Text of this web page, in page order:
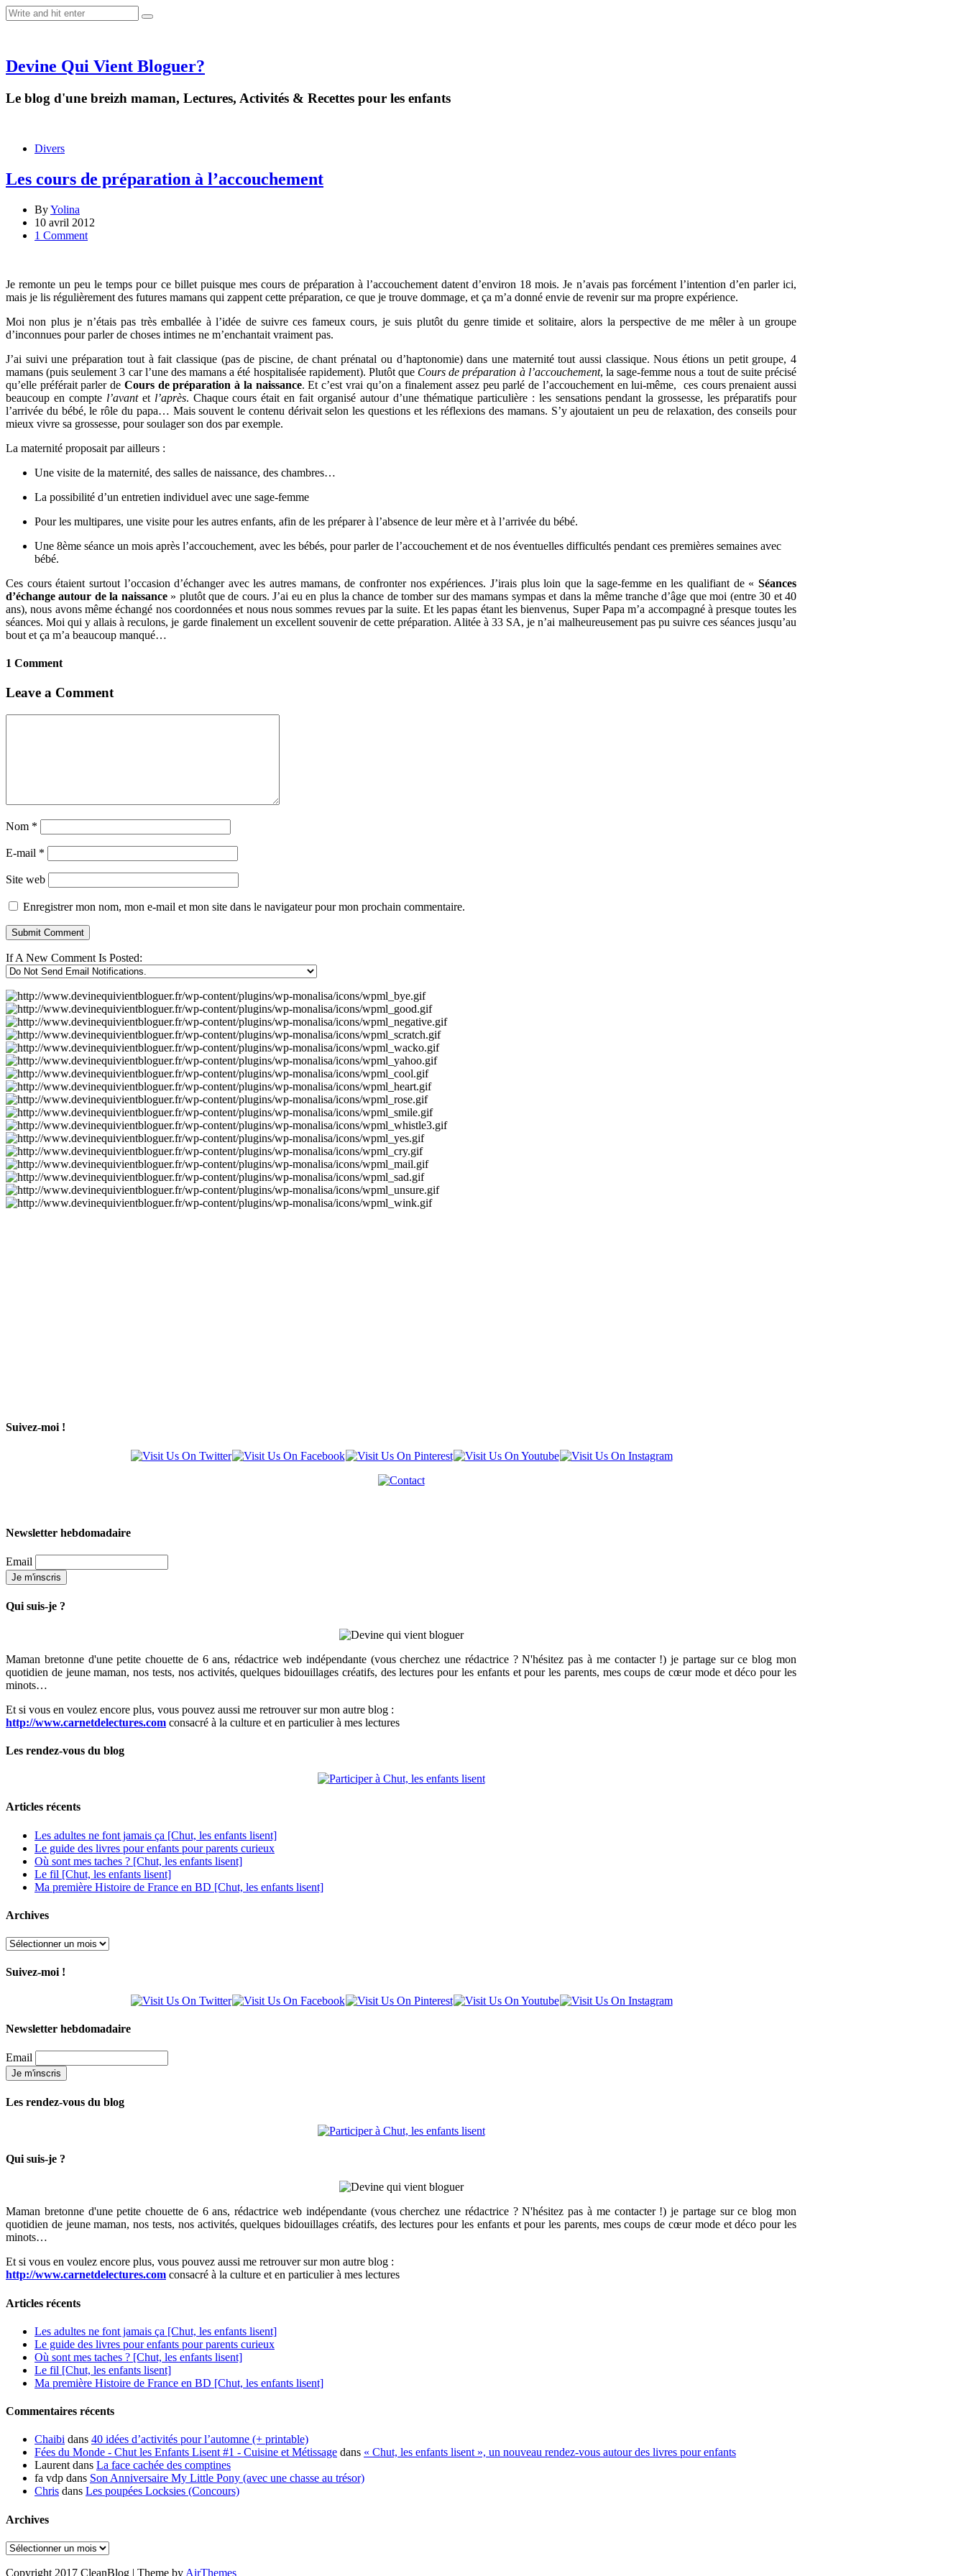
Devine Qui Vient Bloguer?
Le blog d'une breizh maman, Lectures, Activités & Recettes pour les enfants
Divers
Les cours de préparation à l’accouchement
ByYolina
10 avril 2012
1 Comment
Je remonte un peu le temps pour ce billet puisque mes cours de préparation à l’accouchement datent d’environ 18 mois. Je n’avais pas forcément l’intention d’en parler ici,
mais je lis régulièrement des futures mamans qui zappent cette préparation, ce que je trouve dommage, et ça m’a donné envie de revenir sur ma propre expérience.
Moi non plus je n’étais pas très emballée à l’idée de suivre ces fameux cours, je suis plutôt du genre timide et solitaire, alors la perspective de me mêler à un groupe
d’inconnues pour parler de choses intimes ne m’enchantait vraiment pas.
J’ai suivi une préparation tout à fait classique (pas de piscine, de chant prénatal ou d’haptonomie) dans une maternité tout aussi classique. Nous étions un petit groupe, 4
mamans (puis seulement 3 car l’une des mamans a été hospitalisée rapidement). Plutôt que Cours de préparation à l’accouchement, la sage-femme nous a tout de suite précisé
qu’elle préférait parler de Cours de préparation à la naissance. Et c’est vrai qu’on a finalement assez peu parlé de l’accouchement en lui-même, ces cours prenaient aussi
beaucoup en compte l’avantet l’après. Chaque cours était en fait organisé autour d’une thématique particulière : les sensations pendant la grossesse, les préparatifs pour
l’arrivée du bébé, le rôle du papa… Mais souvent le contenu dérivait selon les questions et les réflexions des mamans. S’y ajoutaient un peu de relaxation, des conseils pour
mieux vivre sa grossesse, pour soulager son dos par exemple.
La maternité proposait par ailleurs :
Une visite de la maternité, des salles de naissance, des chambres…
La possibilité d’un entretien individuel avec une sage-femme
Pour les multipares, une visite pour les autres enfants, afin de les préparer à l’absence de leur mère et à l’arrivée du bébé.
Une 8ème séance un mois après l’accouchement, avec les bébés, pour parler de l’accouchement et de nos éventuelles difficultés pendant ces premières semaines avec
bébé.
Ces cours étaient surtout l’occasion d’échanger avec les autres mamans, de confronter nos expériences. J’irais plus loin que la sage-femme en les qualifiant de « Séances
d’échange autour de la naissance» plutôt que de cours. J’ai eu en plus la chance de tomber sur des mamans sympas et dans la même tranche d’âge que moi (entre 30 et 40
ans), nous avons même échangé nos coordonnées et nous nous sommes revues par la suite. Et les papas étant les bienvenus, Super Papa m’a accompagné à presque toutes les
séances. Moi qui y allais à reculons, je garde finalement un excellent souvenir de cette préparation. Alitée à 33 SA, je n’ai malheureusement pas pu suivre ces séances jusqu’au
bout et ça m’a beaucoup manqué…
1 Comment
Leave a Comment
Nom *
E-mail *
Site web
Enregistrer mon nom, mon e-mail et mon site dans le navigateur pour mon prochain commentaire.
If A New Comment Is Posted:
Suivez-moi !
Newsletter hebdomadaire
Email
Qui suis-je ?
Maman bretonne d'une petite chouette de 6 ans, rédactrice web indépendante (vous cherchez une rédactrice ? N'hésitez pas à me contacter !) je partage sur ce blog mon
quotidien de jeune maman, nos tests, nos activités, quelques bidouillages créatifs, des lectures pour les enfants et pour les parents, mes coups de cœur mode et déco pour les
minots…
Et si vous en voulez encore plus, vous pouvez aussi me retrouver sur mon autre blog :
http://www.carnetdelectures.com consacré à la culture et en particulier à mes lectures
Les rendez-vous du blog
Articles récents
Les adultes ne font jamais ça [Chut, les enfants lisent]
Le guide des livres pour enfants pour parents curieux
Où sont mes taches ? [Chut, les enfants lisent]
Le fil [Chut, les enfants lisent]
Ma première Histoire de France en BD [Chut, les enfants lisent]
Archives
Archives
Suivez-moi !
Newsletter hebdomadaire
Email
Les rendez-vous du blog
Qui suis-je ?
Maman bretonne d'une petite chouette de 6 ans, rédactrice web indépendante (vous cherchez une rédactrice ? N'hésitez pas à me contacter !) je partage sur ce blog mon
quotidien de jeune maman, nos tests, nos activités, quelques bidouillages créatifs, des lectures pour les enfants et pour les parents, mes coups de cœur mode et déco pour les
minots…
Et si vous en voulez encore plus, vous pouvez aussi me retrouver sur mon autre blog :
http://www.carnetdelectures.com consacré à la culture et en particulier à mes lectures
Articles récents
Les adultes ne font jamais ça [Chut, les enfants lisent]
Le guide des livres pour enfants pour parents curieux
Où sont mes taches ? [Chut, les enfants lisent]
Le fil [Chut, les enfants lisent]
Ma première Histoire de France en BD [Chut, les enfants lisent]
Commentaires récents
Chaibi dans 40 idées d’activités pour l’automne (+ printable)
Fées du Monde - Chut les Enfants Lisent #1 - Cuisine et Métissage dans « Chut, les enfants lisent », un nouveau rendez-vous autour des livres pour enfants
Laurent dans La face cachée des comptines
fa vdp dans Son Anniversaire My Little Pony (avec une chasse au trésor)
Chris dans Les poupées Locksies (Concours)
Archives
Archives
Copyright 2017 CleanBlog | Theme by AirThemes